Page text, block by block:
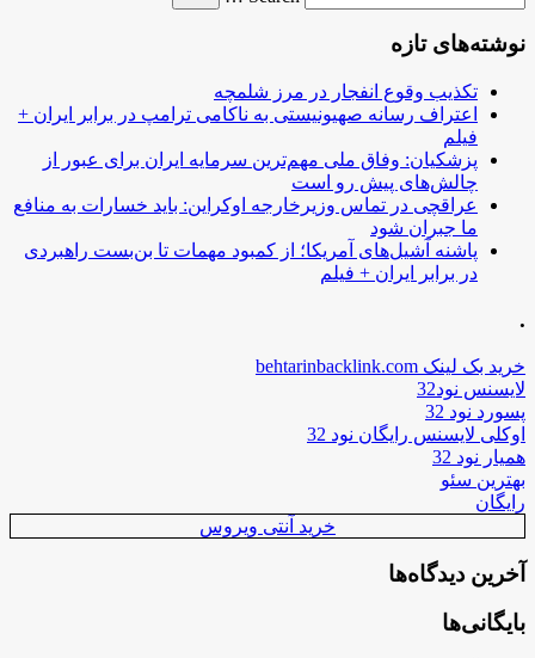
نوشته‌های تازه
تکذیب وقوع انفجار در مرز شلمچه
اعتراف رسانه صهیونیستی به ناکامی ترامپ در برابر ایران +
فیلم
پزشکیان: وفاق ملی مهم‌ترین سرمایه ایران برای عبور از
چالش‌های پیش رو است
عراقچی در تماس وزیرخارجه اوکراین: باید خسارات به منافع
ما جبران شود
پاشنه آشیل‌های آمریکا؛ از کمبود مهمات تا بن‌بست راهبردی
در برابر ایران + فیلم
.
خرید بک لینک behtarinbacklink.com
لایسنس نود32
پسورد نود 32
اوکلی لایسنس رایگان نود 32
همیار نود 32
بهترین سئو
رایگان
خرید آنتی ویروس
آخرین دیدگاه‌ها
بایگانی‌ها